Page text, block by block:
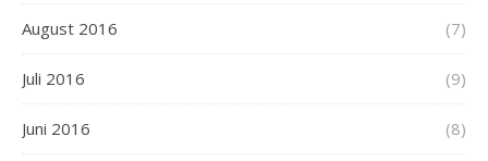
August 2016 (7)
Juli 2016 (9)
Juni 2016 (8)